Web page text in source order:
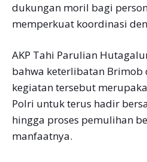
dukungan moril bagi
memperkuat koordinasi
AKP Tahi Parulian
bahwa keterlibatan Brimob
kegiatan tersebut
Polri untuk terus hadir
hingga proses pemulihan
manfaatnya.